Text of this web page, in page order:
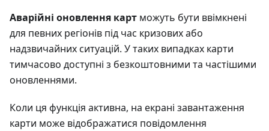
Аварійні оновлення карт можуть бути ввімкнені
для певних регіонів під час кризових або
надзвичайних ситуацій. У таких випадках карти
тимчасово доступні з безкоштовними та частішими
оновленнями.
Коли ця функція активна, на екрані завантаження
карти може відображатися повідомлення